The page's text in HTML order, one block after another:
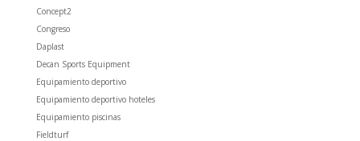
Concept2
Congreso
Daplast
Decan Sports Equipment
Equipamiento deportivo
Equipamiento deportivo hoteles
Equipamiento piscinas
Fieldturf